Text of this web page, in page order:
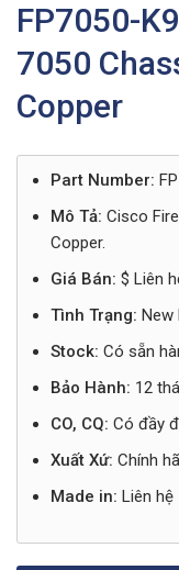
FP7050-
7050
Copper
Part Number:
Mô Tả: Cisco
Copper.
Giá Bán: $ Liên
Tình Trạng: New
Stock: Có sẵn
Bảo Hành: 12
CO, CQ: Có đầy
Xuất Xứ: Chính
Made in: Liên hệ